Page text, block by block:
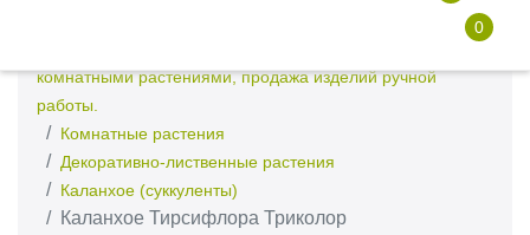
0
комнатными растениями, продажа изделий ручной
работы.
Комнатные растения
Декоративно-лиственные растения
Каланхое (суккуленты)
Каланхое Тирсифлора Триколор